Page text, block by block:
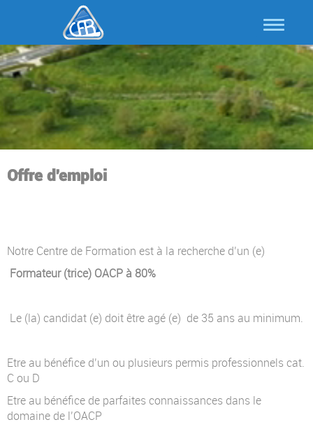
Offre d'emploi
Notre Centre de Formation est à la recherche d’un (e)
Formateur (trice) OACP à 80%
Le (la) candidat (e) doit être agé (e) de 35 ans au minimum.
Etre au bénéfice d’un ou plusieurs permis professionnels cat.
C ou D
Etre au bénéfice de parfaites connaissances dans le
domaine de l’OACP